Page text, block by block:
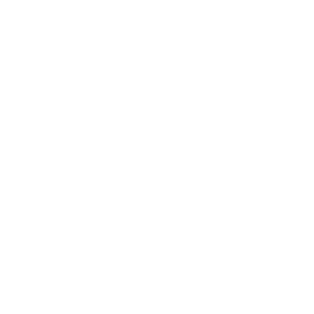
Prediais e Industriais
no Teto
Parede Drywall